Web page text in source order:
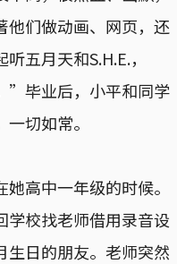
他们做动画、网页，还
五月天和S.H.E.，
”毕业后，小平和同学
切如常。
高中一年级的时候。
学校找老师借用录音设
生日的朋友。老师突然